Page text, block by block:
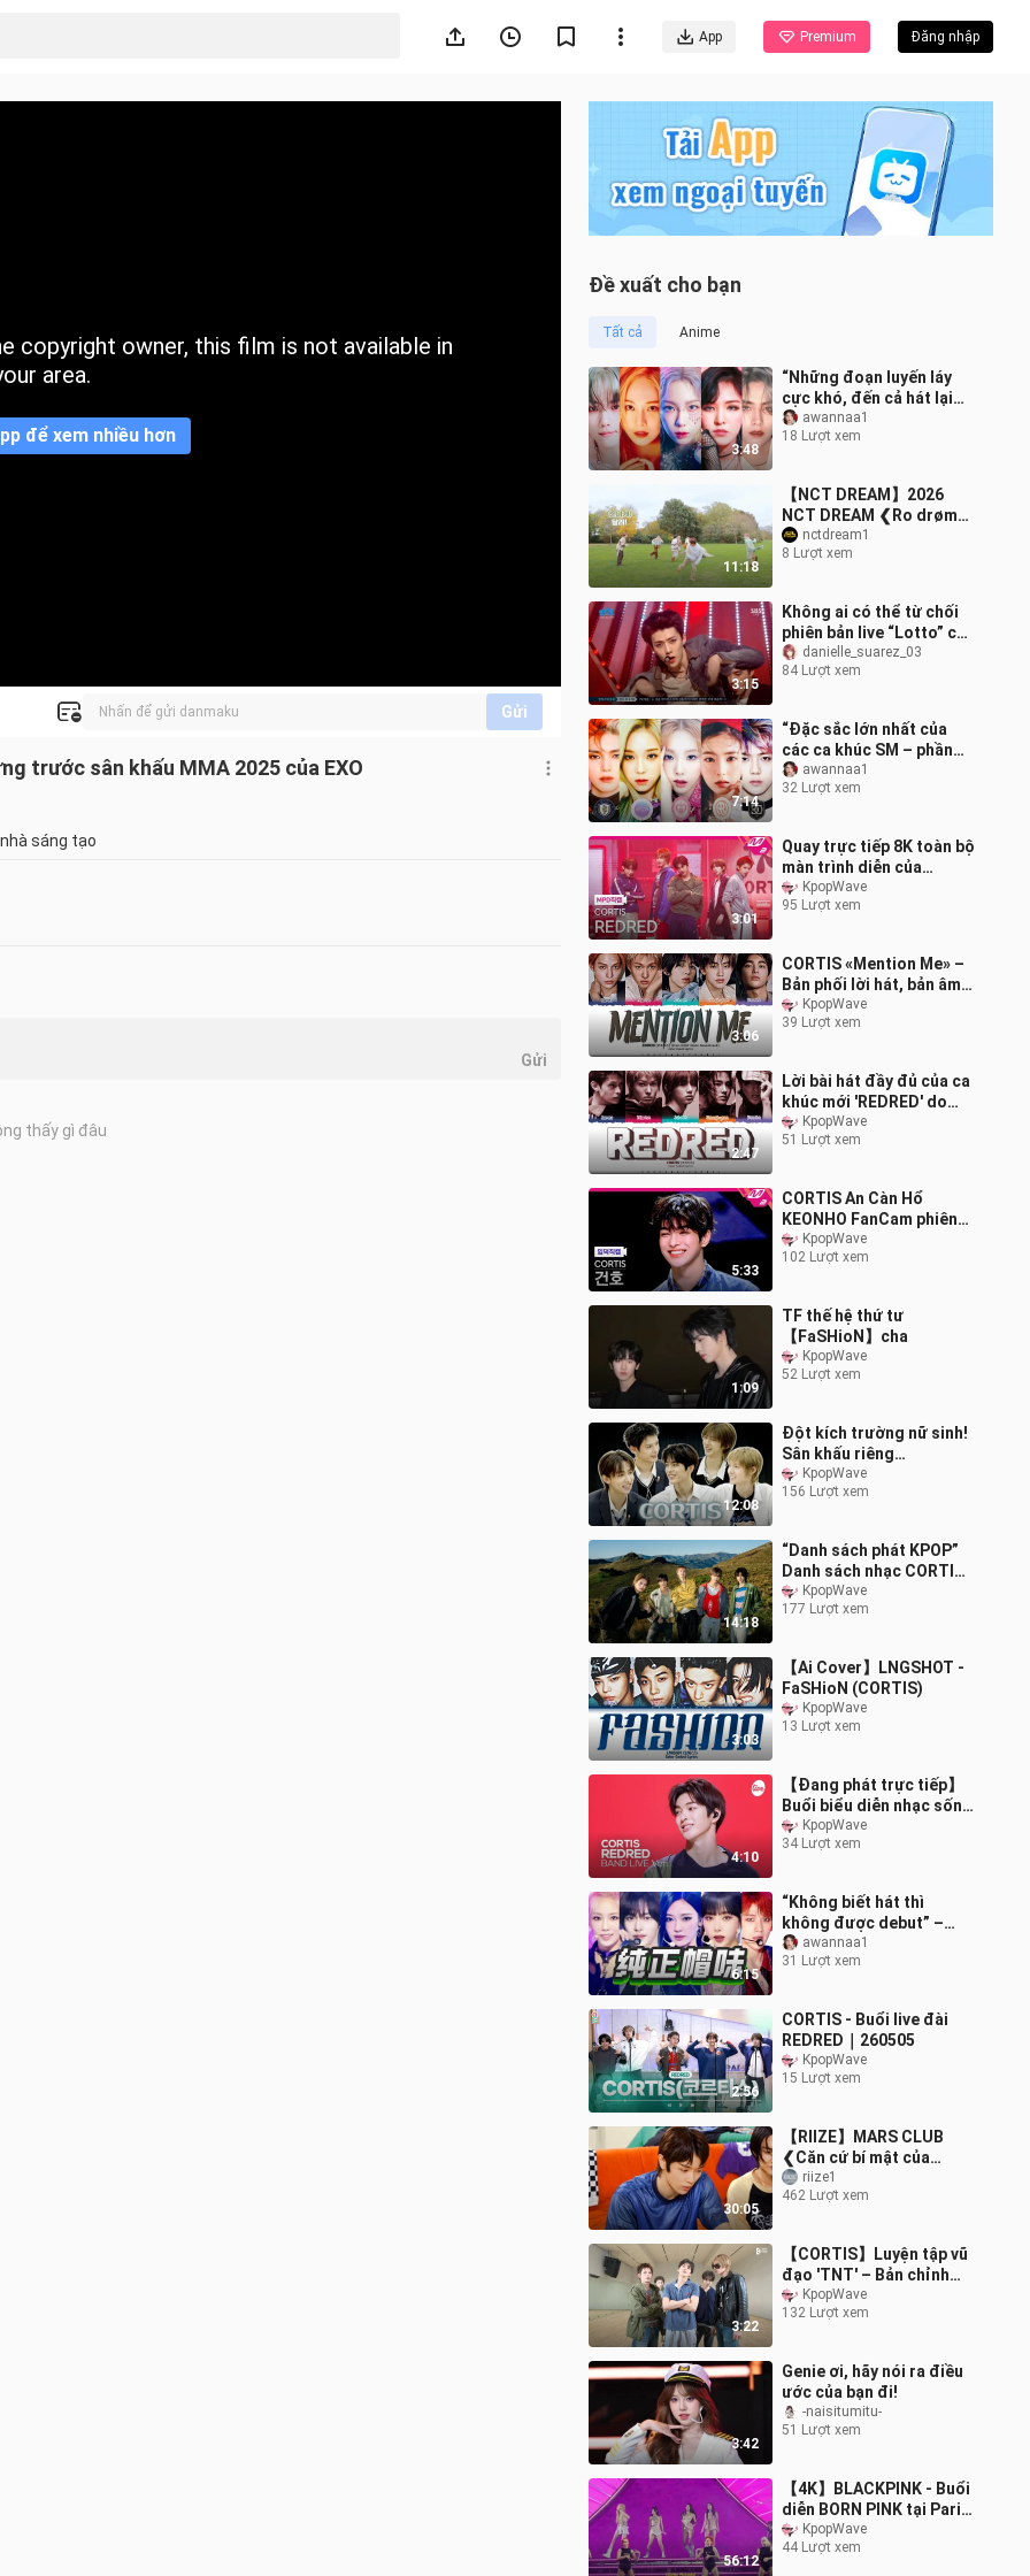
App Premium Đăng nhập
copyright owner, this film is not available in
area.
để xem nhiều hơn
Gửi
trước sân khấu MMA 2025 của EXO
sáng tạo
Đề xuất cho bạn
Tất cả Anime
3:48
“Những đoạn luyến láy
cực khó, đến cả hát lại
cũng chẳng thể truyền
tải trọn vẹn” – Những
awannaa1
18 Lượt xem
11:18
【NCT DREAM】2026
NCT DREAM ❮Ro drøm❯
Hậu trường PHOTOBOOK
nctdream1
8 Lượt xem
3:15
Không ai có thể từ chối
phiên bản live “Lotto” của
EXO, phần dạo đầu thực
sự rất quyền lực!
danielle_suarez_03
84 Lượt xem
7:14
“Đặc sắc lớn nhất của
các ca khúc SM – phần
âm nền” ở nửa sau bài hát
với lớp lớp nốt cao, kỹ
awannaa1
32 Lượt xem
3:01
Quay trực tiếp 8K toàn bộ
màn trình diễn của
CORTIS ‘REDRED’
(FanCam CORTIS) -
KpopWave
95 Lượt xem
3:06
CORTIS «Mention Me» –
Bản phối lời hát, bản âm
thanhKpopWave
39 Lượt xem
2:47
Lời bài hát đầy đủ của ca
khúc mới 'REDRED' do
CORTIS trình bày
KpopWave
51 Lượt xem
5:33
CORTIS An Càn Hổ
KEONHO FanCam phiên
bản ngang 4K “JoyRide”
MCD_260205
KpopWave
102 Lượt xem
1:09
TF thế hệ thứ tư
【FaSHioN】cha
KpopWave
52 Lượt xem
12:08
Đột kích trường nữ sinh!
Sân khấu riêng
“GO!+FaSHioN+YCC+FaS
HioN (Bis)” của học sinh
KpopWave
156 Lượt xem
14:18
“Danh sách phát KPOP”
Danh sách nhạc CORTIS |
Album debut COLOR
OUTSIDE THE LINES |
KpopWave
177 Lượt xem
3:03
【Ai Cover】LNGSHOT -
FaSHioN (CORTIS)
KpopWave
13 Lượt xem
4:10
【Đang phát trực tiếp】
Buổi biểu diễn nhạc sống
của ban nhạc CORTIS
“REDRED”
KpopWave
34 Lượt xem
6:15
“Không biết hát thì
không được debut” –
tuyển tập cover các
đoạn cao trứ danh của
awannaa1
31 Lượt xem
2:56
CORTIS - Buổi live đài
REDRED｜260505
KpopWave
15 Lượt xem
30:05
【RIIZE】MARS CLUB
❮Căn cứ bí mật của
chúng tôi!❯ | WE RIIZE
EP.3
riize1
462 Lượt xem
3:22
【CORTIS】Luyện tập vũ
đạo 'TNT' – Bản chỉnh
sửa @260508
KpopWave
132 Lượt xem
3:42
Genie ơi, hãy nói ra điều
ước của bạn đi!
-naisitumitu-
51 Lượt xem
56:12
【4K】BLACKPINK - Buổi
diễn BORN PINK tại Paris:
Quay trực tiếp cận cảnh
chất lượng cao (không
KpopWave
44 Lượt xem
Gửi
thấy gì đâu